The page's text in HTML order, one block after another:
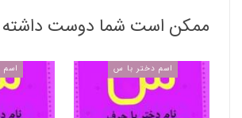
ممکن است شما دوست داشته
اسم دختر با س